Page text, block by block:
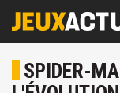
SPIDER-